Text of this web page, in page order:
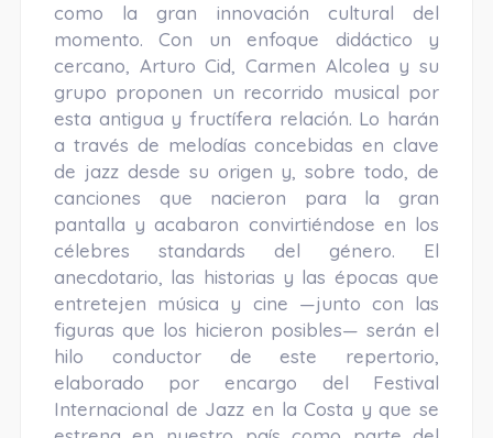
como la gran innovación cultural del
momento. Con un enfoque didáctico y
cercano, Arturo Cid, Carmen Alcolea y su
grupo proponen un recorrido musical por
esta antigua y fructífera relación. Lo harán
a través de melodías concebidas en clave
de jazz desde su origen y, sobre todo, de
canciones que nacieron para la gran
pantalla y acabaron convirtiéndose en los
célebres standards del género. El
anecdotario, las historias y las épocas que
entretejen música y cine —junto con las
figuras que los hicieron posibles— serán el
hilo conductor de este repertorio,
elaborado por encargo del Festival
Internacional de Jazz en la Costa y que se